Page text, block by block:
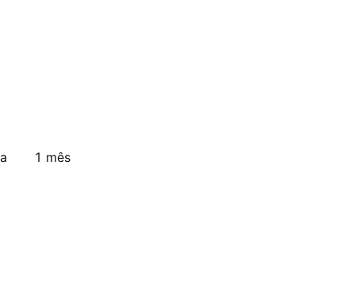
1 mês